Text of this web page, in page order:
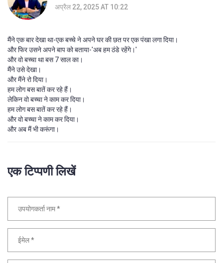
अप्रैल 22, 2025 AT 10:22
मैंने एक बार देखा था-एक बच्चे ने अपने घर की छत पर एक पंखा लगा दिया।
और फिर उसने अपने बाप को बताया-'अब हम ठंडे रहेंगे।'
और वो बच्चा था बस 7 साल का।
मैंने उसे देखा।
और मैंने रो दिया।
हम लोग बस बातें कर रहे हैं।
लेकिन वो बच्चा ने काम कर दिया।
हम लोग बस बातें कर रहे हैं।
और वो बच्चा ने काम कर दिया।
और अब मैं भी करूंगा।
एक टिप्पणी लिखें